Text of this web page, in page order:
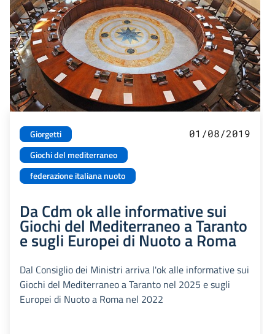
Giorgetti
Giochi del mediterraneo
federazione italiana nuoto
01/08/2019
Da Cdm ok alle informative sui
Giochi del Mediterraneo a Taranto
e sugli Europei di Nuoto a Roma
Dal Consiglio dei Ministri arriva l'ok alle informative sui
Giochi del Mediterraneo a Taranto nel 2025 e sugli
Europei di Nuoto a Roma nel 2022